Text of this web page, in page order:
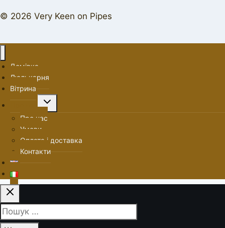
© 2026 Very Keen on Pipes
Домівка
Люлькарня
Вітрина
Перемкнути
меню
нащадка
Про нас
Умови
Оплата і доставка
Контакти
Пошук: